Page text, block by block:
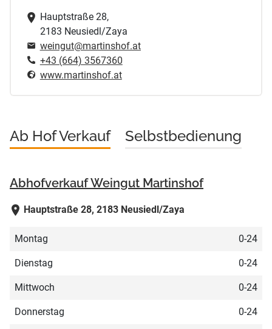
Hauptstraße 28,
2183 Neusiedl/Zaya
weingut@martinshof.at
+43 (664) 3567360
www.martinshof.at
Ab Hof Verkauf Selbstbedienung
Abhofverkauf Weingut Martinshof
Hauptstraße 28, 2183 Neusiedl/Zaya
Montag 0-24
Dienstag 0-24
Mittwoch 0-24
Donnerstag 0-24